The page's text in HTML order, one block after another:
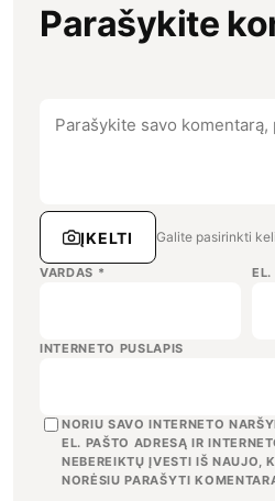
Parašykite
ĮKELTI Galite pasirinkti
VARDAS * EL.
INTERNETO PUSLAPIS
NORIU SAVO INTERNETO
EL. PAŠTO ADRESĄ IR
NEBEREIKTŲ ĮVESTI IŠ NAUJO,
NORĖSIU PARAŠYTI